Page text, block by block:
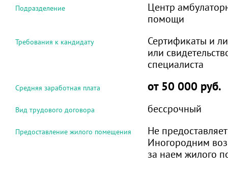
Подразделение
Центр
помощи
Требования к кандидату
Сертификаты и
или
специалиста
Средняя заработная плата от 50 000 руб.
Вид трудового договора бессрочный
Предоставление жилого помещения
Не
Иногородним
за наем жилого